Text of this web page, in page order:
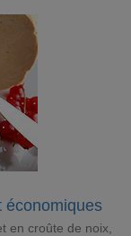
économiques
en croûte de noix,